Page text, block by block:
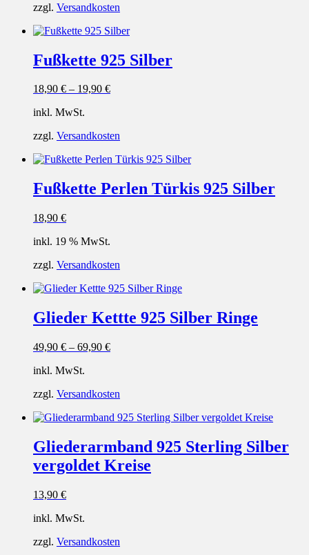
zzgl. Versandkosten
Fußkette 925 Silber
18,90 € – 19,90 €
inkl. MwSt.
zzgl. Versandkosten
Fußkette Perlen Türkis 925 Silber
18,90 €
inkl. 19 % MwSt.
zzgl. Versandkosten
Glieder Kettte 925 Silber Ringe
49,90 € – 69,90 €
inkl. MwSt.
zzgl. Versandkosten
Gliederarmband 925 Sterling Silber
vergoldet Kreise
13,90 €
inkl. MwSt.
zzgl. Versandkosten